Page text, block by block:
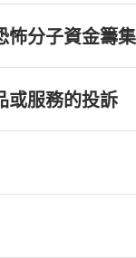
怖分子資金籌集
或服務的投訴